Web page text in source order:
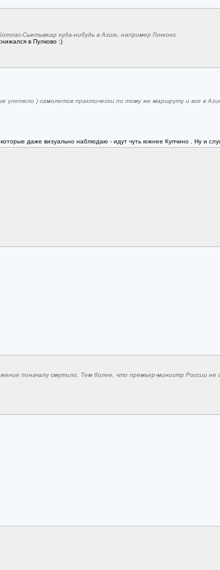
Сыктывкар куда-нибудь в Азию, например Гонконг
в Пулково :)
улетело ) самолетов практически по тому же маршруту и все в
даже визуально наблюдаю - идут чуть южнее Купчино . Ну и
поначалу смутило. Тем более, что премьер-министр России